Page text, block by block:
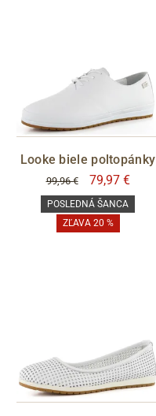
S05 - Liberec
Looke biele poltopánky
99,96 € 79,97 €
POSLEDNÁ ŠANCA
ZĽAVA 20 %